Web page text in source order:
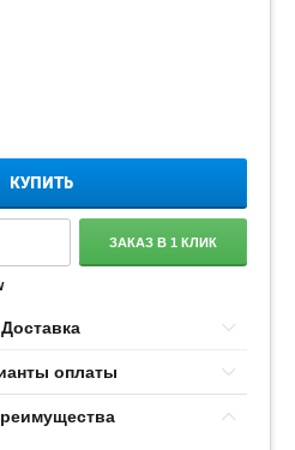
КУПИТЬ
ЗАКАЗ В 1 КЛИК
Доставка
оплаты